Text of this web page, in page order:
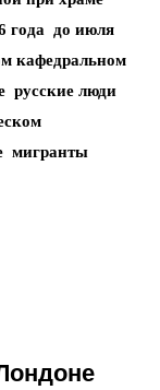
года до июля
кафедральном
русские люди
мигранты